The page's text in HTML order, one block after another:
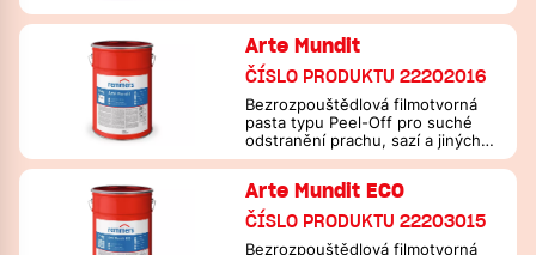
Arte Mundit
ČÍSLO PRODUKTU 22202016
Bezrozpouštědlová filmotvorná
pasta typu Peel-Off pro suché
odstranění prachu, sazí a jiných
nečistot
Arte Mundit ECO
ČÍSLO PRODUKTU 22203015
Bezrozpouštědlová filmotvorná